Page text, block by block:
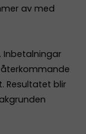
av med
Inbetalningar
Resultatet blir